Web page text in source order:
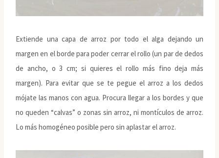
Extiende una capa de arroz por todo el alga dejando un
margen en el borde para poder cerrar el rollo (un par de dedos
de ancho, o 3 cm; si quieres el rollo más fino deja más
margen). Para evitar que se te pegue el arroz a los dedos
mójate las manos con agua. Procura llegar a los bordes y que
no queden “calvas” o zonas sin arroz, ni montículos de arroz.
Lo más homogéneo posible pero sin aplastar el arroz.